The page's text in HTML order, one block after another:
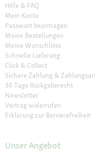
Hilfe & FAQ
Mein Konto
Passwort beantragen
Meine Bestellungen
Meine Wunschliste
Schnelle Lieferung
Click & Collect
Sichere Zahlung &
30 Tage Rückgaberecht
Newsletter
Vertrag widerrufen
Erklärung zur Barrierefreiheit
Unser Angebot